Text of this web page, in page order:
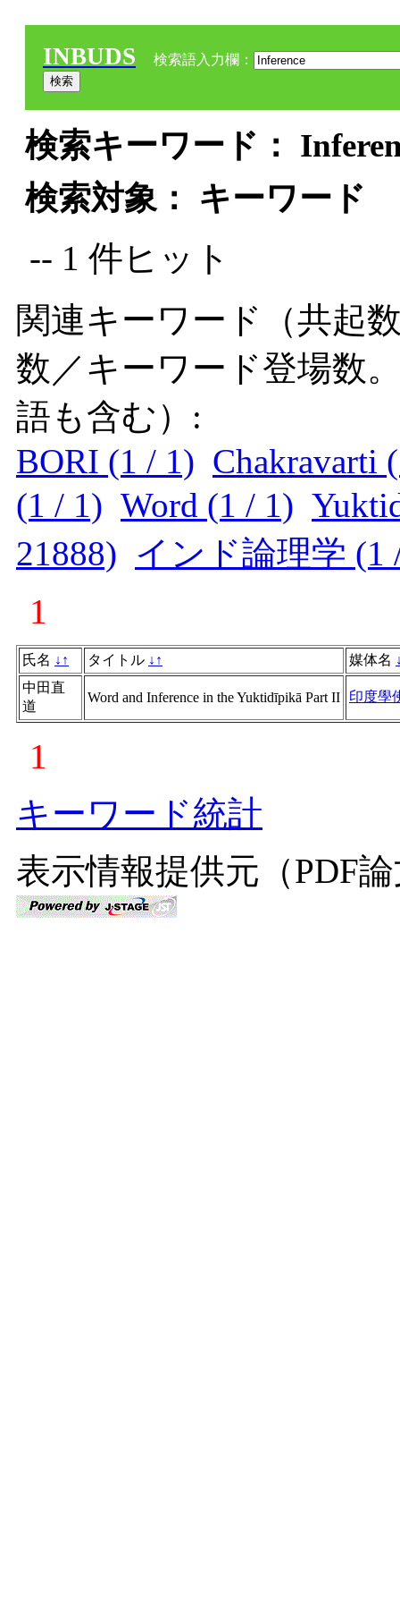
INBUDS 検索語入力欄：
検索キーワード：
検索対象： キーワード
-- 1 件ヒット
関連キーワード（共起
数／キーワード登場数
語も含む）:
BORI (1 / 1) Chakravarti
(1 / 1) Word (1 / 1)
21888) インド論理学 (1
1
氏名 ↓ ↑ タイトル ↓ ↑ 媒体名
中田直
道
Word and Inference in the Yuktidīpikā Part II 印度學
1
キーワード統計
表示情報提供元（PDF